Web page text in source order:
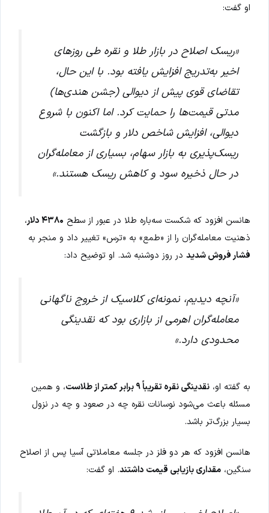
او گفت:
«ریسک اصلاح در بازار طلا و نقره طی روزهای
اخیر به‌تدریج افزایش یافته بود. با این حال،
تقاضای قوی پیش از دیوالی (جشن هندی‌ها)
مدتی قیمت‌ها را حمایت کرد. اما اکنون با شروع
دیوالی، افزایش شاخص دلار و بازگشت
ریسک‌پذیری به بازار سهام، بسیاری از معامله‌گران
در حال ذخیره سود و کاهش ریسک هستند.»
هانسن افزود که شکست سه‌باره طلا در عبور از سطح ۴۳۸۰ دلار
،
ذهنیت معامله‌گران را از «طمع» به «ترس» تغییر داد و منجر به
فشار فروش شدید در روز دوشنبه شد. او توضیح داد:
«آنچه دیدیم، نمونه‌ای کلاسیک از خروج ناگهانی
معامله‌گران اهرمی از بازاری بود که نقدینگی
محدودی دارد.»
به گفته او، نقدینگی نقره تقریباً ۹ برابر کمتر از طلاست
، و همین
مسئله باعث می‌شود نوسانات نقره چه در صعود و چه در نزول
بسیار بزرگ‌تر باشد.
هانسن افزود که هر دو فلز در جلسه معاملاتی آسیا پس از اصلاح
سنگین، مقداری بازیابی قیمت داشتند. او گفت: